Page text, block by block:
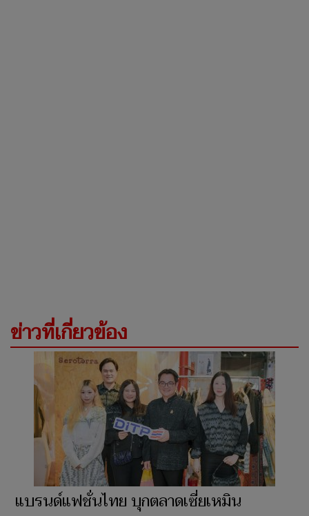
ข่าวที่เกี่ยวข้อง
แบรนด์แฟชั่นไทย บุกตลาดเซี่ยเหมิน